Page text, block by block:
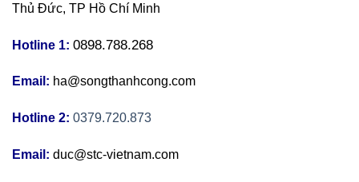
Thủ Đức, TP Hồ Chí Minh
Hotline 1: 0898.788.268
Email: ha@songthanhcong.com
Hotline 2: 0379.720.873
Email: duc@stc-vietnam.com